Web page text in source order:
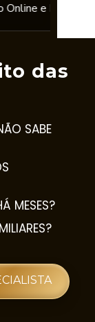
•
das
SABE
MESES?